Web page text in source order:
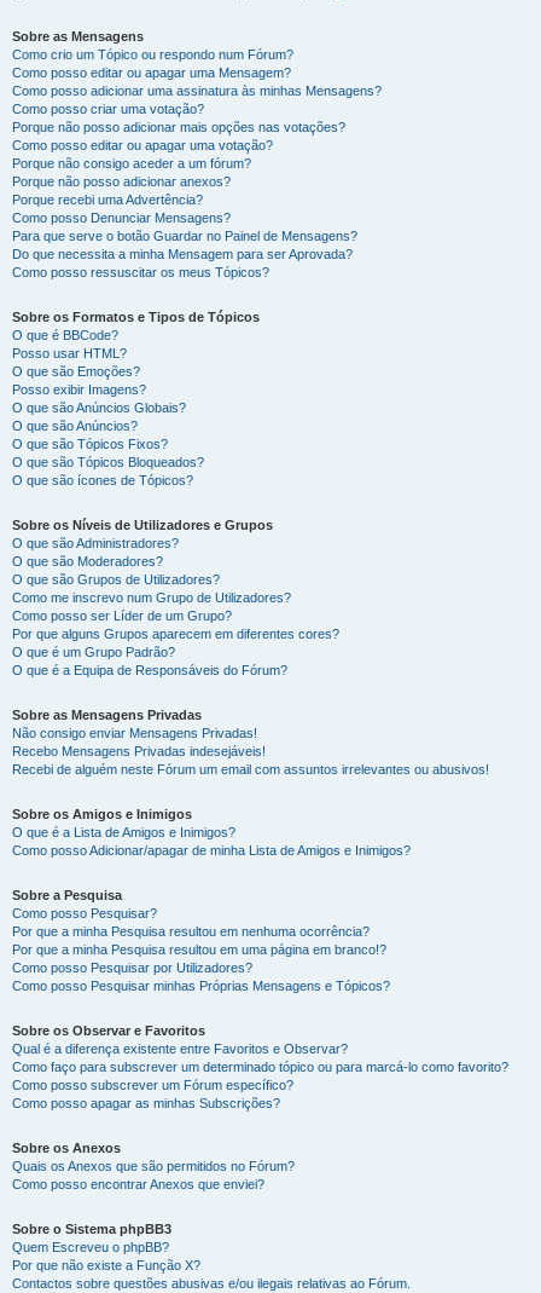
Sobre as Mensagens
Como crio um Tópico ou respondo num Fórum?
Como posso editar ou apagar uma Mensagem?
Como posso adicionar uma assinatura às minhas Mensagens?
Como posso criar uma votação?
Porque não posso adicionar mais opções nas votações?
Como posso editar ou apagar uma votação?
Porque não consigo aceder a um fórum?
Porque não posso adicionar anexos?
Porque recebi uma Advertência?
Como posso Denunciar Mensagens?
Para que serve o botão Guardar no Painel de Mensagens?
Do que necessita a minha Mensagem para ser Aprovada?
Como posso ressuscitar os meus Tópicos?
Sobre os Formatos e Tipos de Tópicos
O que é BBCode?
Posso usar HTML?
O que são Emoções?
Posso exibir Imagens?
O que são Anúncios Globais?
O que são Anúncios?
O que são Tópicos Fixos?
O que são Tópicos Bloqueados?
O que são ícones de Tópicos?
Sobre os Níveis de Utilizadores e Grupos
O que são Administradores?
O que são Moderadores?
O que são Grupos de Utilizadores?
Como me inscrevo num Grupo de Utilizadores?
Como posso ser Líder de um Grupo?
Por que alguns Grupos aparecem em diferentes cores?
O que é um Grupo Padrão?
O que é a Equipa de Responsáveis do Fórum?
Sobre as Mensagens Privadas
Não consigo enviar Mensagens Privadas!
Recebo Mensagens Privadas indesejáveis!
Recebi de alguém neste Fórum um email com assuntos irrelevantes ou abusivos!
Sobre os Amigos e Inimigos
O que é a Lista de Amigos e Inimigos?
Como posso Adicionar/apagar de minha Lista de Amigos e Inimigos?
Sobre a Pesquisa
Como posso Pesquisar?
Por que a minha Pesquisa resultou em nenhuma ocorrência?
Por que a minha Pesquisa resultou em uma página em branco!?
Como posso Pesquisar por Utilizadores?
Como posso Pesquisar minhas Próprias Mensagens e Tópicos?
Sobre os Observar e Favoritos
Qual é a diferença existente entre Favoritos e Observar?
Como faço para subscrever um determinado tópico ou para marcá-lo como favorito?
Como posso subscrever um Fórum específico?
Como posso apagar as minhas Subscrições?
Sobre os Anexos
Quais os Anexos que são permitidos no Fórum?
Como posso encontrar Anexos que enviei?
Sobre o Sistema phpBB3
Quem Escreveu o phpBB?
Por que não existe a Função X?
Contactos sobre questões abusivas e/ou ilegais relativas ao Fórum.